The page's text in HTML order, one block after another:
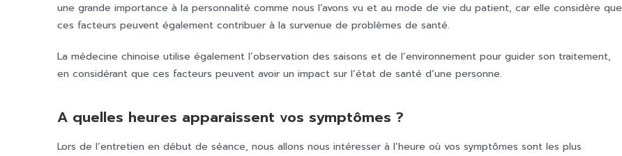
une grande importance à la personnalité comme nous l’avons vu et au mode de vie du patient, car elle considère que
ces facteurs peuvent également contribuer à la survenue de problèmes de santé.
La médecine chinoise utilise également l’observation des saisons et de l’environnement pour guider son traitement,
en considérant que ces facteurs peuvent avoir un impact sur l’état de santé d’une personne.
A quelles heures apparaissent vos symptômes ?
Lors de l’entretien en début de séance, nous allons nous intéresser à l’heure où vos symptômes sont les plus